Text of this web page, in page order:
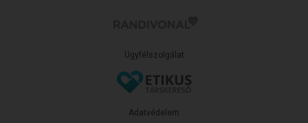
Ügyfélszolgálat
Adatvédelem